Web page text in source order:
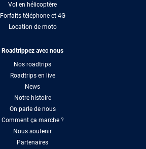
Vol en hélicoptère
Forfaits téléphone et 4G
Location de moto
Roadtrippez avec nous
Nos roadtrips
Roadtrips en live
News
Notre histoire
On parle de nous
Comment ça marche ?
Nous soutenir
Partenaires